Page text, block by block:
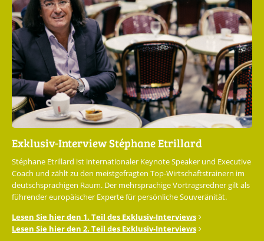
Exklusiv-Interview Stéphane Etrillard
Stéphane Etrillard ist internationaler Keynote Speaker und Executive
Coach und zählt zu den meistgefragten Top-Wirtschaftstrainern im
deutschsprachigen Raum. Der mehrsprachige Vortragsredner gilt als
führender europäischer Experte für persönliche Souveränität.
Lesen Sie hier den 1. Teil des Exklusiv-Interviews
Lesen Sie hier den 2. Teil des Exklusiv-Interviews